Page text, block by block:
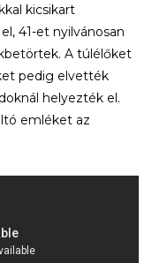
kicsikart
41-et nyilvánosan
A túlélőket
pedig elvették
helyezték el.
emléket az